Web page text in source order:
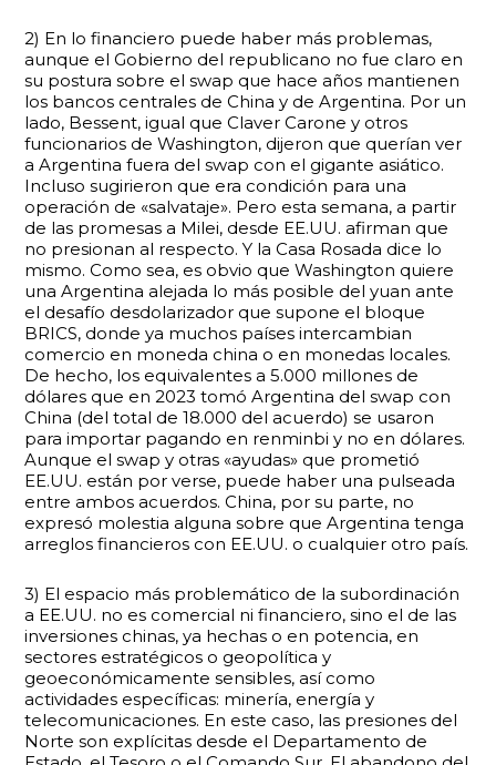
2) En lo financiero puede haber más problemas,
aunque el Gobierno del republicano no fue claro en
su postura sobre el swap que hace años mantienen
los bancos centrales de China y de Argentina. Por un
lado, Bessent, igual que Claver Carone y otros
funcionarios de Washington, dijeron que querían ver
a Argentina fuera del swap con el gigante asiático.
Incluso sugirieron que era condición para una
operación de «salvataje». Pero esta semana, a partir
de las promesas a Milei, desde EE.UU. afirman que
no presionan al respecto. Y la Casa Rosada dice lo
mismo. Como sea, es obvio que Washington quiere
una Argentina alejada lo más posible del yuan ante
el desafío desdolarizador que supone el bloque
BRICS, donde ya muchos países intercambian
comercio en moneda china o en monedas locales.
De hecho, los equivalentes a 5.000 millones de
dólares que en 2023 tomó Argentina del swap con
China (del total de 18.000 del acuerdo) se usaron
para importar pagando en renminbi y no en dólares.
Aunque el swap y otras «ayudas» que prometió
EE.UU. están por verse, puede haber una pulseada
entre ambos acuerdos. China, por su parte, no
expresó molestia alguna sobre que Argentina tenga
arreglos financieros con EE.UU. o cualquier otro país.
3) El espacio más problemático de la subordinación
a EE.UU. no es comercial ni financiero, sino el de las
inversiones chinas, ya hechas o en potencia, en
sectores estratégicos o geopolítica y
geoeconómicamente sensibles, así como
actividades específicas: minería, energía y
telecomunicaciones. En este caso, las presiones del
Norte son explícitas desde el Departamento de